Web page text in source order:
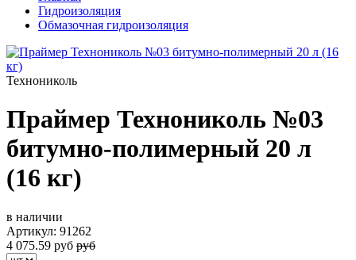
Гидроизоляция
Обмазочная гидроизоляция
Технониколь
Праймер Технониколь №03
битумно-полимерный 20 л
(16 кг)
в наличии
Артикул: 91262
4 075.59 руб руб